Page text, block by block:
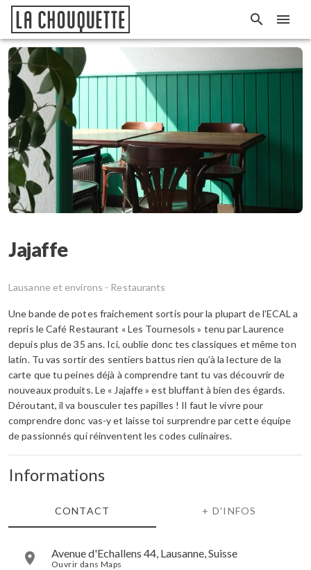
Jajaffe
Lausanne et environs - Restaurants
Une bande de potes fraichement sortis pour la plupart de l’ECAL a
repris le Café Restaurant « Les Tournesols » tenu par Laurence
depuis plus de 35 ans. Ici, oublie donc tes classiques et même ton
latin. Tu vas sortir des sentiers battus rien qu’à la lecture de la
carte que tu peines déjà à comprendre tant tu vas découvrir de
nouveaux produits. Le « Jajaffe » est bluffant à bien des égards.
Déroutant, il va bousculer tes papilles ! Il faut le vivre pour
comprendre donc vas-y et laisse toi surprendre par cette équipe
de passionnés qui réinventent les codes culinaires.
Informations
CONTACT + D'INFOS
Avenue d'Echallens 44, Lausanne, Suisse
Ouvrir dans Maps